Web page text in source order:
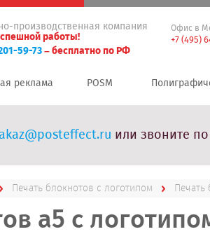
производственная компания
работы!
59-73– бесплатно по РФ
Офис в
+7 (495)
реклама POSM
или звоните
Печать блокнотов с логотипом
а5 с